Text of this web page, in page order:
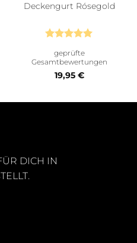
Deckengurt Rósegold
mit5von
5
geprüfte
Gesamtbewertungen
19,95 €
DICH IN